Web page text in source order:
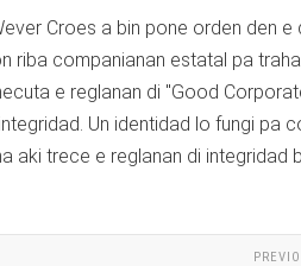
Croes a bin pone orden den
riba companianan estatal pa
e reglanan di "Good
Un identidad lo fungi pa
aki trece e reglanan di integridad